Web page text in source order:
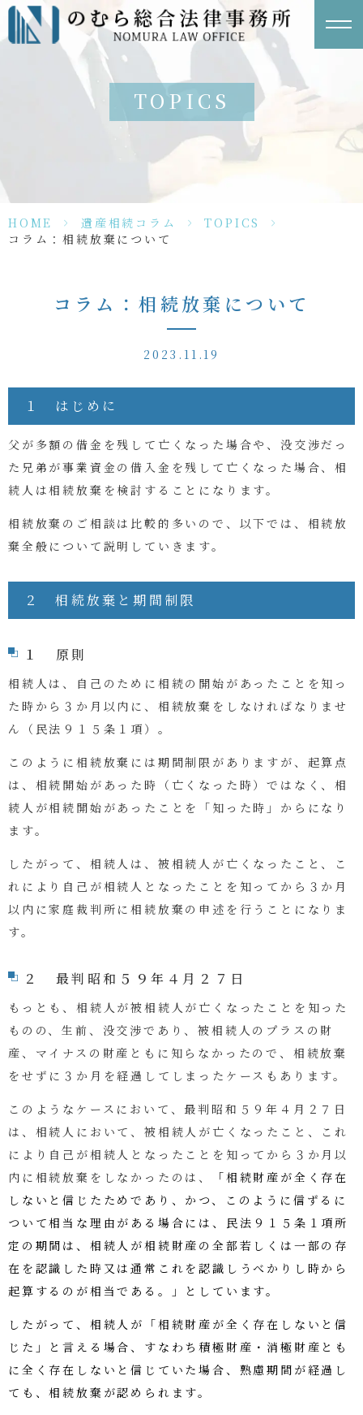
TOPICS
HOME > 遺産相続コラム > TOPICS
>
コラム：相続放棄について
コラム：相続放棄について
2023.11.19
１ はじめに
父が多額の借金を残して亡くなった場合や、没交渉だっ
た兄弟が事業資金の借入金を残して亡くなった場合、相
続人は相続放棄を検討することになります。
相続放棄のご相談は比較的多いので、以下では、相続放
棄全般について説明していきます。
２ 相続放棄と期間制限
１ 原則
相続人は、自己のために相続の開始があったことを知っ
た時から３か月以内に、相続放棄をしなければなりませ
ん（民法９１５条１項）。
このように相続放棄には期間制限がありますが、起算点
は、相続開始があった時（亡くなった時）ではなく、相
続人が相続開始があったことを「知った時」からになり
ます。
したがって、相続人は、被相続人が亡くなったこと、こ
れにより自己が相続人となったことを知ってから３か月
以内に家庭裁判所に相続放棄の申述を行うことになりま
す。
２ 最判昭和５９年４月２７日
もっとも、相続人が被相続人が亡くなったことを知った
ものの、生前、没交渉であり、被相続人のプラスの財
産、マイナスの財産ともに知らなかったので、相続放棄
をせずに３か月を経過してしまったケースもあります。
このようなケースにおいて、最判昭和５９年４月２７日
は、相続人において、被相続人が亡くなったこと、これ
により自己が相続人となったことを知ってから３か月以
内に相続放棄をしなかったのは、
「相続財産が全く存在
しないと信じたためであり、かつ、このように信ずるに
ついて相当な理由がある場合には、民法９１５条１項所
定の期間は、相続人が相続財産の全部若しくは一部の存
在を認識した時又は通常これを認識しうべかりし時から
起算するのが相当である。」としています。
したがって、相続人が「相続財産が全く存在しないと信
じた」と言える場合、すなわち積極財産・消極財産とも
に全く存在しないと信じていた場合、熟慮期間が経過し
ても、相続放棄が認められます。